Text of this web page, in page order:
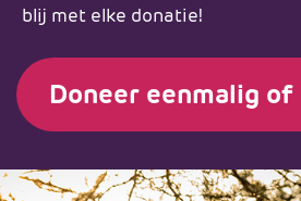
blij met elke donatie!
Doneer eenmalig